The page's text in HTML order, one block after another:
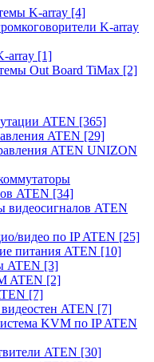
K-array [4]
K-array
array [1]
Out Board TiMax [2]
ATEN [365]
ATEN [29]
ATEN UNIZON
ATEN [34]
видеосигналов ATEN
видео по IP ATEN [25]
питания ATEN [10]
ATEN [3]
ATEN [2]
[7]
ATEN [7]
KVM по IP ATEN
ATEN [30]